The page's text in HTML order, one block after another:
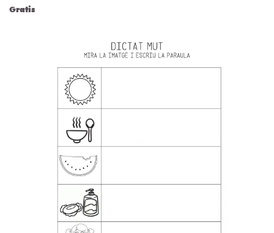
Gratis